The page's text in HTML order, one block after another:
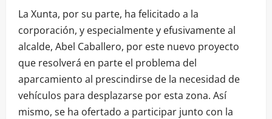
La Xunta, por su parte, ha felicitado a la
corporación, y especialmente y efusivamente al
alcalde, Abel Caballero, por este nuevo proyecto
que resolverá en parte el problema del
aparcamiento al prescindirse de la necesidad de
vehículos para desplazarse por esta zona. Así
mismo, se ha ofertado a participar junto con la